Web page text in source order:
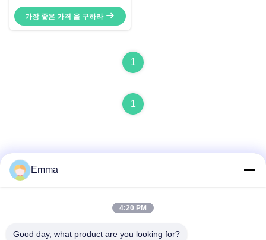
전기 세트 (Man 엔진) 방음 캐노피
타입
가장 좋은 가격 을 구하라
1
1
주소
Emma
4:20 PM
Good day, what product are you looking for?